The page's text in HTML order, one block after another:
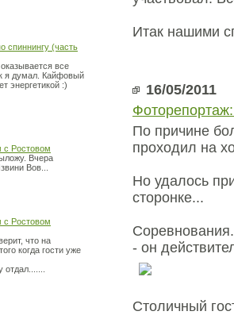
спиннингу (часть
все
я думал. Кайфовый
энергетикой :)
с Ростовом
Вчера
Вов...
с Ростовом
что на
когда гости уже
Итак нашими
16/05/2011
По причине
проходил на
Но удалось
сторонке...
- он
Столичный